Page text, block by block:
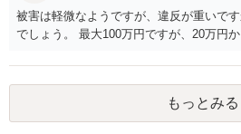
れませんね。 保険会社は、協定金額×相
われた金額で淡々と賠償するのみです。
被害は軽微なようですが、違反が重いで
でしょう。 最大100万円ですが、20万円
もっとみる